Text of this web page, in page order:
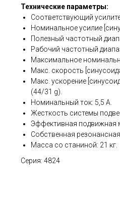
Технические параметры:
Соответствующий
Номинальное усилие
Полезный частотный
Рабочий частотный
Максимальное
Макс. скорость
Макс. ускорение
(44/31 g).
Номинальный ток: 5,5 A.
Жесткость системы
Эффективная подвижная
Собственная
Масса со станиной: 21 кг.
Серия: 4824